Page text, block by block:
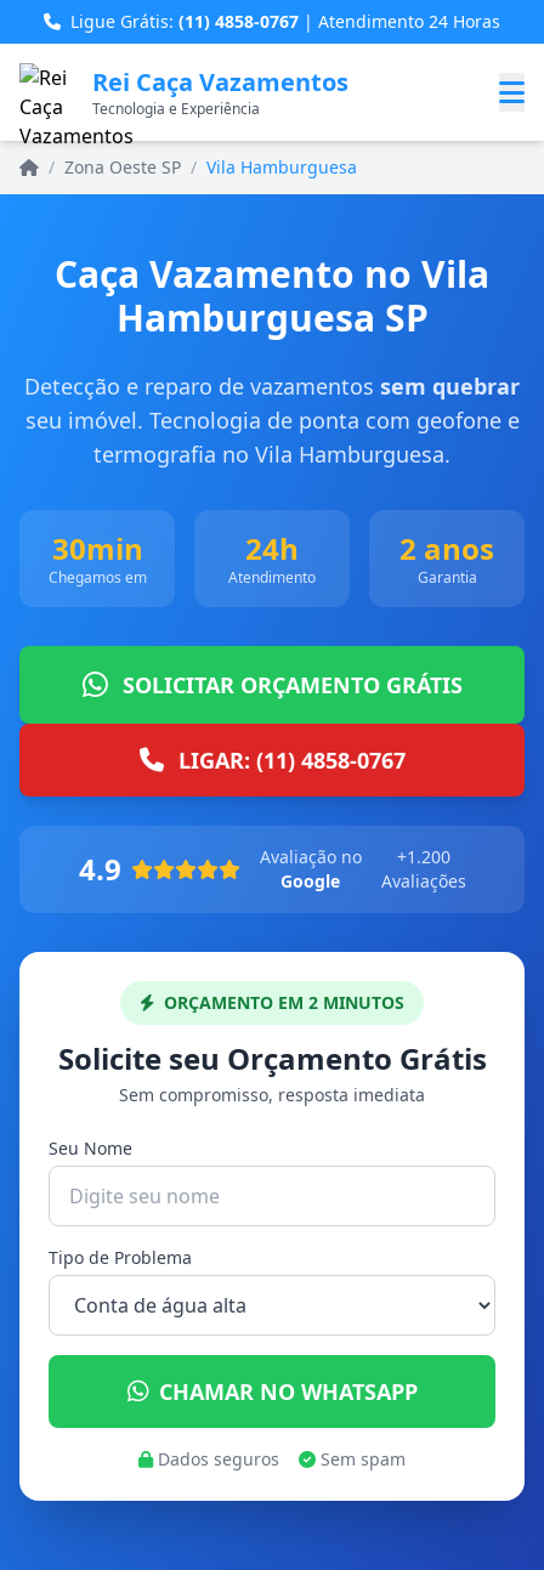
Ligue Grátis: (11) 4858-0767 | Atendimento 24 Horas
Rei Caça Vazamentos
Tecnologia e Experiência
Home
/ Zona Oeste SP / Vila Hamburguesa
Caça Vazamento no Vila
Hamburguesa SP
Detecção e reparo de vazamentos sem quebrar
seu imóvel. Tecnologia de ponta com geofone e
termografia no Vila Hamburguesa.
30min
Chegamos em
24h
Atendimento
2 anos
Garantia
SOLICITAR ORÇAMENTO GRÁTIS
LIGAR: (11) 4858-0767
4.9
Avaliação no
Google
+1.200
Avaliações
ORÇAMENTO EM 2 MINUTOS
Solicite seu Orçamento Grátis
Sem compromisso, resposta imediata
Seu Nome
Tipo de Problema
CHAMAR NO WHATSAPP
Dados seguros Sem spam